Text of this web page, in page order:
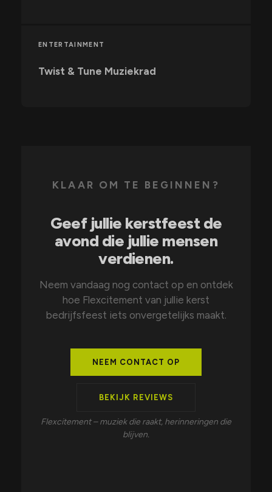
ENTERTAINMENT
Twist & Tune Muziekrad
KLAAR OM TE BEGINNEN?
Geef jullie kerstfeest de
avond die jullie mensen
verdienen.
Neem vandaag nog contact op en ontdek
hoe Flexcitement van jullie kerst
bedrijfsfeest iets onvergetelijks maakt.
NEEM CONTACT OP
BEKIJK REVIEWS
Flexcitement – muziek die raakt, herinneringen die
blijven.